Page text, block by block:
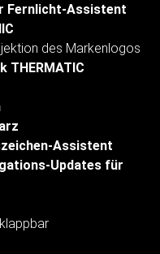
Fernlicht-Assistent
des Markenlogos
THERMATIC
Assistent
Updates für